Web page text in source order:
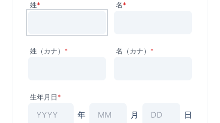
姓* 名*
姓（カナ） * 名（カナ） *
生年月日*
年 月 日